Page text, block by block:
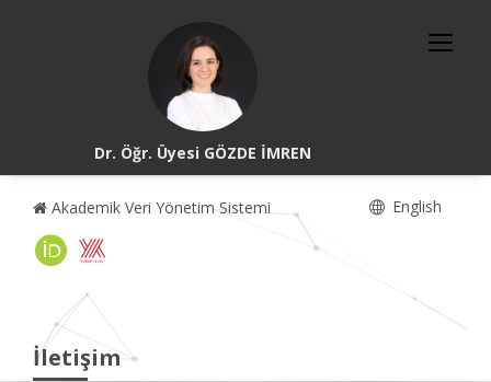
Dr. Öğr. Üyesi GÖZDE İMREN
Akademik Veri Yönetim Sistemi English
İletişim